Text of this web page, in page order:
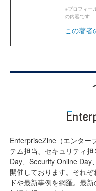
※プロフィー
の内容です
この著者
EnterpriseZine（エンター
テム担当、セキュリティ
Day、Security Online Day
開催しております。それ
ドや最新事例を網羅。最